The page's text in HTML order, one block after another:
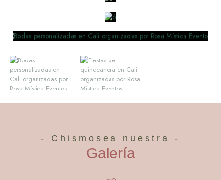
- Chismosea nuestra -
Galería